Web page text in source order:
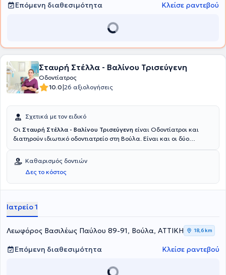
Επόμενη διαθεσιμότητα
Κλείσε ραντεβού
Σταυρή Στέλλα - Βαλίνου Τρισεύγενη
Οδοντίατρος
10.0|26 αξιολογήσεις
Σχετικά με τον ειδικό
Οι Σταυρή Στέλλα - Βαλίνου Τρισεύγενη είναι Οδοντίατροι και
διατηρούν ιδιωτικό οδοντιατρείο στη Βούλα. Είναι και οι δύο
Καποδιστριακού Πανεπιστημίου Αθηνών και διατηρούν πολυετή
κλινική εμπειρία.
Καθαρισμός δοντιών
Δες το κόστος
Ιατρείο 1
Λεωφόρος Βασιλέως Παύλου 89-91, Βούλα, ΑΤΤΙΚΗ 18,6 km
Επόμενη διαθεσιμότητα Κλείσε ραντεβού